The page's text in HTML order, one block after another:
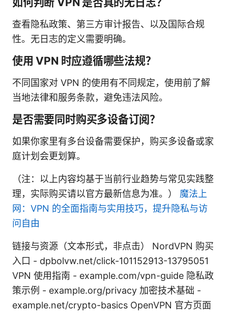
查看隐私政策、第三方审计报告、以及国际合规
性。无日志的定义需要明确。
使用 VPN 时应遵循哪些法规？
不同国家对 VPN 的使用有不同规定，使用前了解
当地法律和服务条款，避免违法风险。
是否需要同时购买多设备订阅？
如果你家里有多台设备需要保护，购买多设备或家
庭计划会更划算。
（注：以上内容均基于当前行业趋势与常见实践整
理，实际购买请以官方最新信息为准。） 魔法上
网：VPN 的全面指南与实用技巧，提升隐私与访
问自由
链接与资源（文本形式，非点击） NordVPN 购买
入口 - dpbolvw.net/click-101152913-13795051
VPN 使用指南 - example.com/vpn-guide 隐私政
策示例 - example.org/privacy 加密技术基础 -
example.net/crypto-basics OpenVPN 官方页面